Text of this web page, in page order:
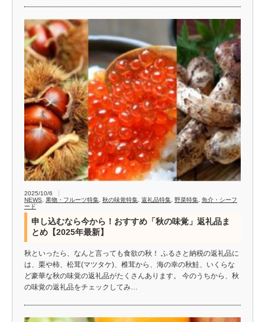
2025/10/6
NEWS, 果物・フルーツ特集, 秋の味覚特集, 返礼品特集, 野菜特集, 魚介・シーフ
ード
申し込むなら今から！おすすめ「秋の味覚」返礼品ま
とめ【2025年最新】
秋といったら、なんと言っても食欲の秋！ ふるさと納税の返礼品に
は、栗や柿、松茸(マツタケ)、椎茸から、海の幸の秋鮭、いくらな
ど豪華な秋の味覚の返礼品がたくさんあります。 今のうちから、秋
の味覚の返礼品をチェックしてみ…